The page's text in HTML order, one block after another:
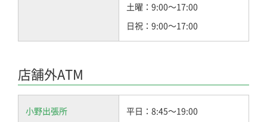
土曜：9:00～17:00
日祝：9:00～17:00
店舗外ATM
小野出張所
平日：8:45～19:00